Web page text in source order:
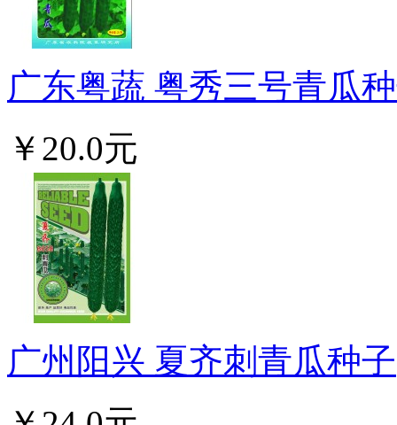
广东粤蔬 粤秀三号青瓜
￥20.0元
广州阳兴 夏齐刺青瓜种